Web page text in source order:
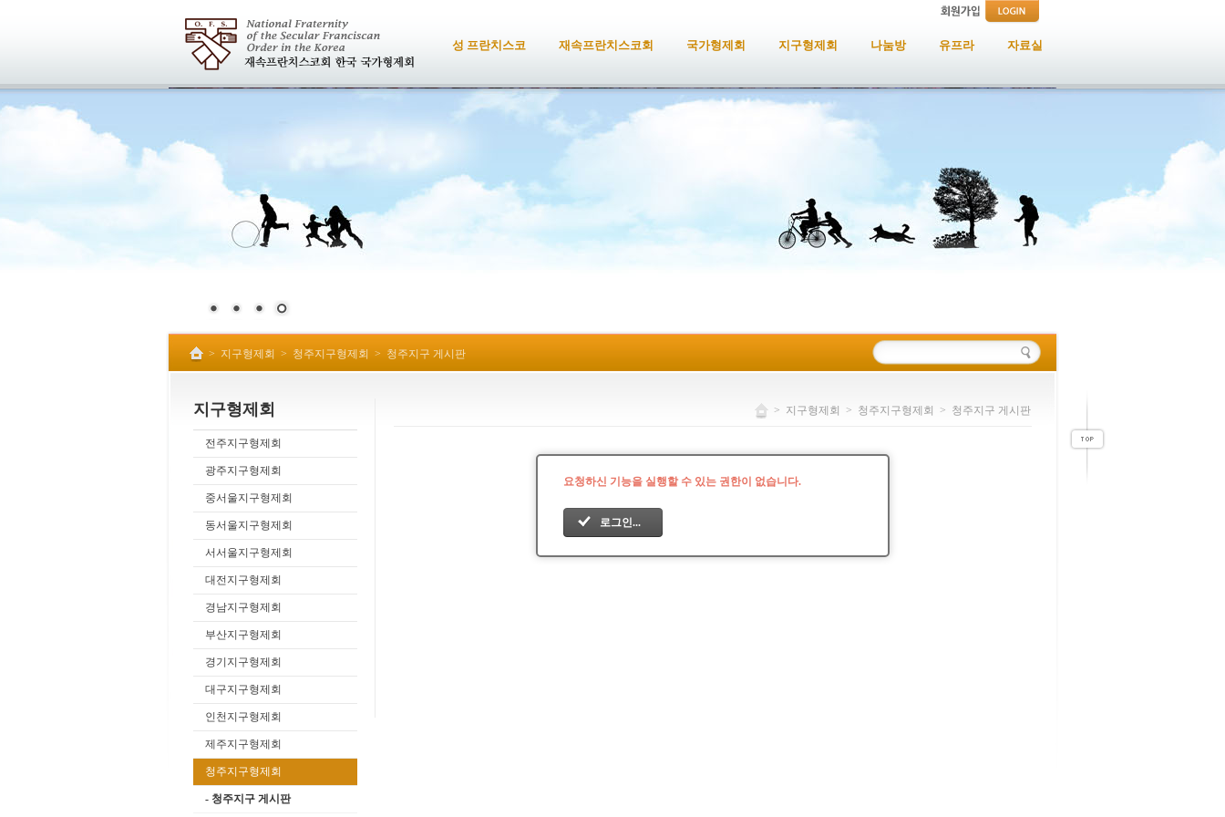
성 프란치스코 재속프란치스코회 국가형제회 지구형제회 나눔방 유프라 자료실
> 지구형제회 > 청주지구형제회 > 청주지구 게시판
> 지구형제회 > 청주지구형제회 > 청주지구 게시판
요청하신 기능을 실행할 수 있는 권한이 없습니다.
로그인...
지구형제회
전주지구형제회
광주지구형제회
중서울지구형제회
동서울지구형제회
서서울지구형제회
대전지구형제회
경남지구형제회
부산지구형제회
경기지구형제회
대구지구형제회
인천지구형제회
제주지구형제회
청주지구형제회
- 청주지구 게시판